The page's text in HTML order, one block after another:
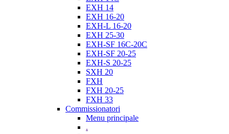
EXH 14
EXH 16-20
EXH-L 16-20
EXH 25-30
EXH-SF 16C-20C
EXH-SF 20-25
EXH-S 20-25
SXH 20
FXH
FXH 20-25
FXH 33
Commissionatori
Menu principale
.